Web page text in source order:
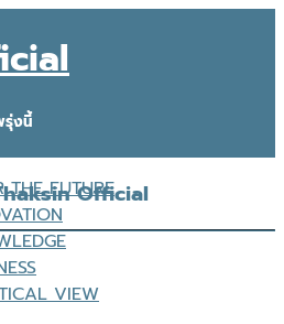
รุ่งนี้
THE FUTURE
VIEW
Official